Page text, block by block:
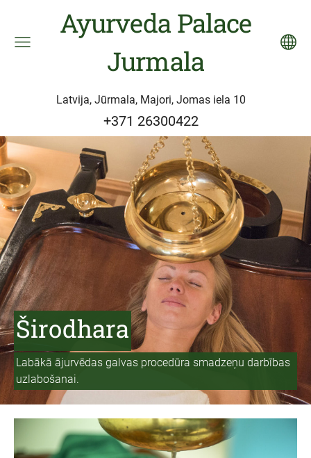
Ayurveda Palace
Jurmala
Latvija, Jūrmala, Majori, Jomas iela 10
+371 26300422
Širodhara
Labākā ājurvēdas galvas procedūra smadzeņu darbības
uzlabošanai.